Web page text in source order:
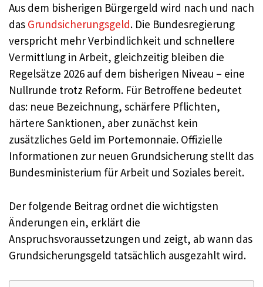
Aus dem bisherigen Bürgergeld wird nach und nach
das Grundsicherungsgeld. Die Bundesregierung
verspricht mehr Verbindlichkeit und schnellere
Vermittlung in Arbeit, gleichzeitig bleiben die
Regelsätze 2026 auf dem bisherigen Niveau – eine
Nullrunde trotz Reform. Für Betroffene bedeutet
das: neue Bezeichnung, schärfere Pflichten,
härtere Sanktionen, aber zunächst kein
zusätzliches Geld im Portemonnaie. Offizielle
Informationen zur neuen Grundsicherung stellt das
Bundesministerium für Arbeit und Soziales bereit.
Der folgende Beitrag ordnet die wichtigsten
Änderungen ein, erklärt die
Anspruchsvoraussetzungen und zeigt, ab wann das
Grundsicherungsgeld tatsächlich ausgezahlt wird.